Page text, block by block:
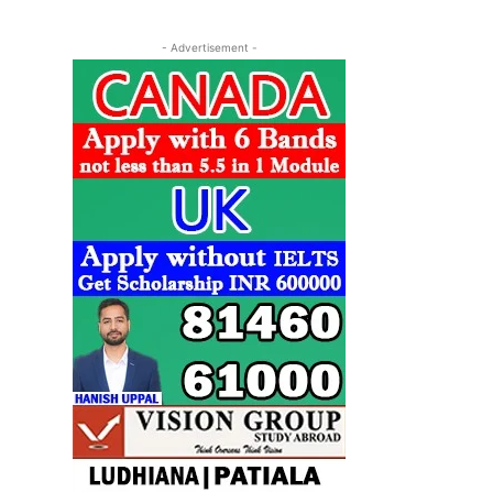
- Advertisement -